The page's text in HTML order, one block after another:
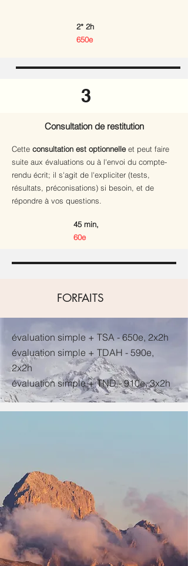
2* 2h
650e
3
Consultation de restitution
Cette consultation est optionnelleet peut faire
suite aux évaluations ou à l'envoi du compte-
rendu écrit; il s'agit de l'expliciter (tests,
résultats, préconisations) si besoin, et de
répondre à vos questions.
45 min,
60e
FORFAITS
évaluation simple + TSA - 650e, 2x2h
évaluation simple + TDAH - 590e,
2x2h
évaluation simple + TND - 910e, 3x2h